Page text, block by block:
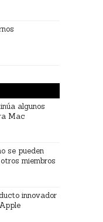
algunos
Mac
se pueden
miembros
innovador